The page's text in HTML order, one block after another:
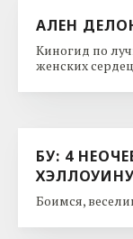
АЛЕН
Киногид по
женских
БУ: 4
ХЭЛЛОУИНУ
Боимся,